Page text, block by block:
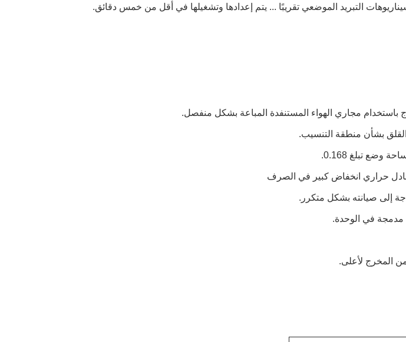
التبريد الموضعي تقريبًا ... يتم إعدادها وتشغيلها في أقل من خمس دقائق.
باستخدام مجاري الهواء المستنفدة المباعة بشكل منفصل.
بشأن منطقة التنسيب.
تبلغ 0.168.
حراري انخفاض كبير في الصرف
إلى صيانته بشكل متكرر.
مدمجة في الوحدة.
من المخرج لأعلى.